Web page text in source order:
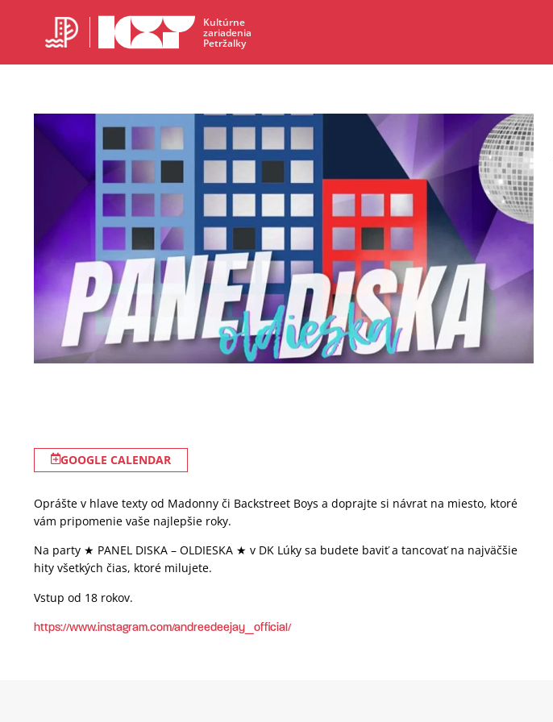
Kultúrne
zariadenia
Petržalky
GOOGLE CALENDAR
Oprášte v hlave texty od Madonny či Backstreet Boys a doprajte si návrat na miesto, ktoré
vám pripomenie vaše najlepšie roky.
Na party ★ PANEL DISKA – OLDIESKA ★ v DK Lúky sa budete baviť a tancovať na najväčšie
hity všetkých čias, ktoré milujete.
Vstup od 18 rokov.
https://www.instagram.com/andreedeejay_official/